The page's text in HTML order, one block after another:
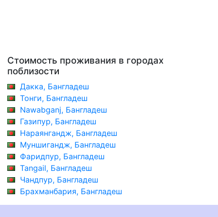
Стоимость проживания в городах
поблизости
Дакка, Бангладеш
Тонги, Бангладеш
Nawabganj, Бангладеш
Газипур, Бангладеш
Нараянгандж, Бангладеш
Муншигандж, Бангладеш
Фаридпур, Бангладеш
Tangail, Бангладеш
Чандпур, Бангладеш
Брахманбария, Бангладеш